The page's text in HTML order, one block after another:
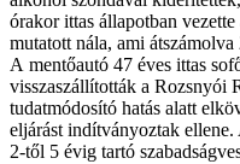
órakor ittas állapotban
mutatott nála, ami
A mentőautó 47 éves ittas
visszaszállították a Rozsnyói
tudatmódosító hatás alatt
eljárást indítványoztak
2-től 5 évig tartó